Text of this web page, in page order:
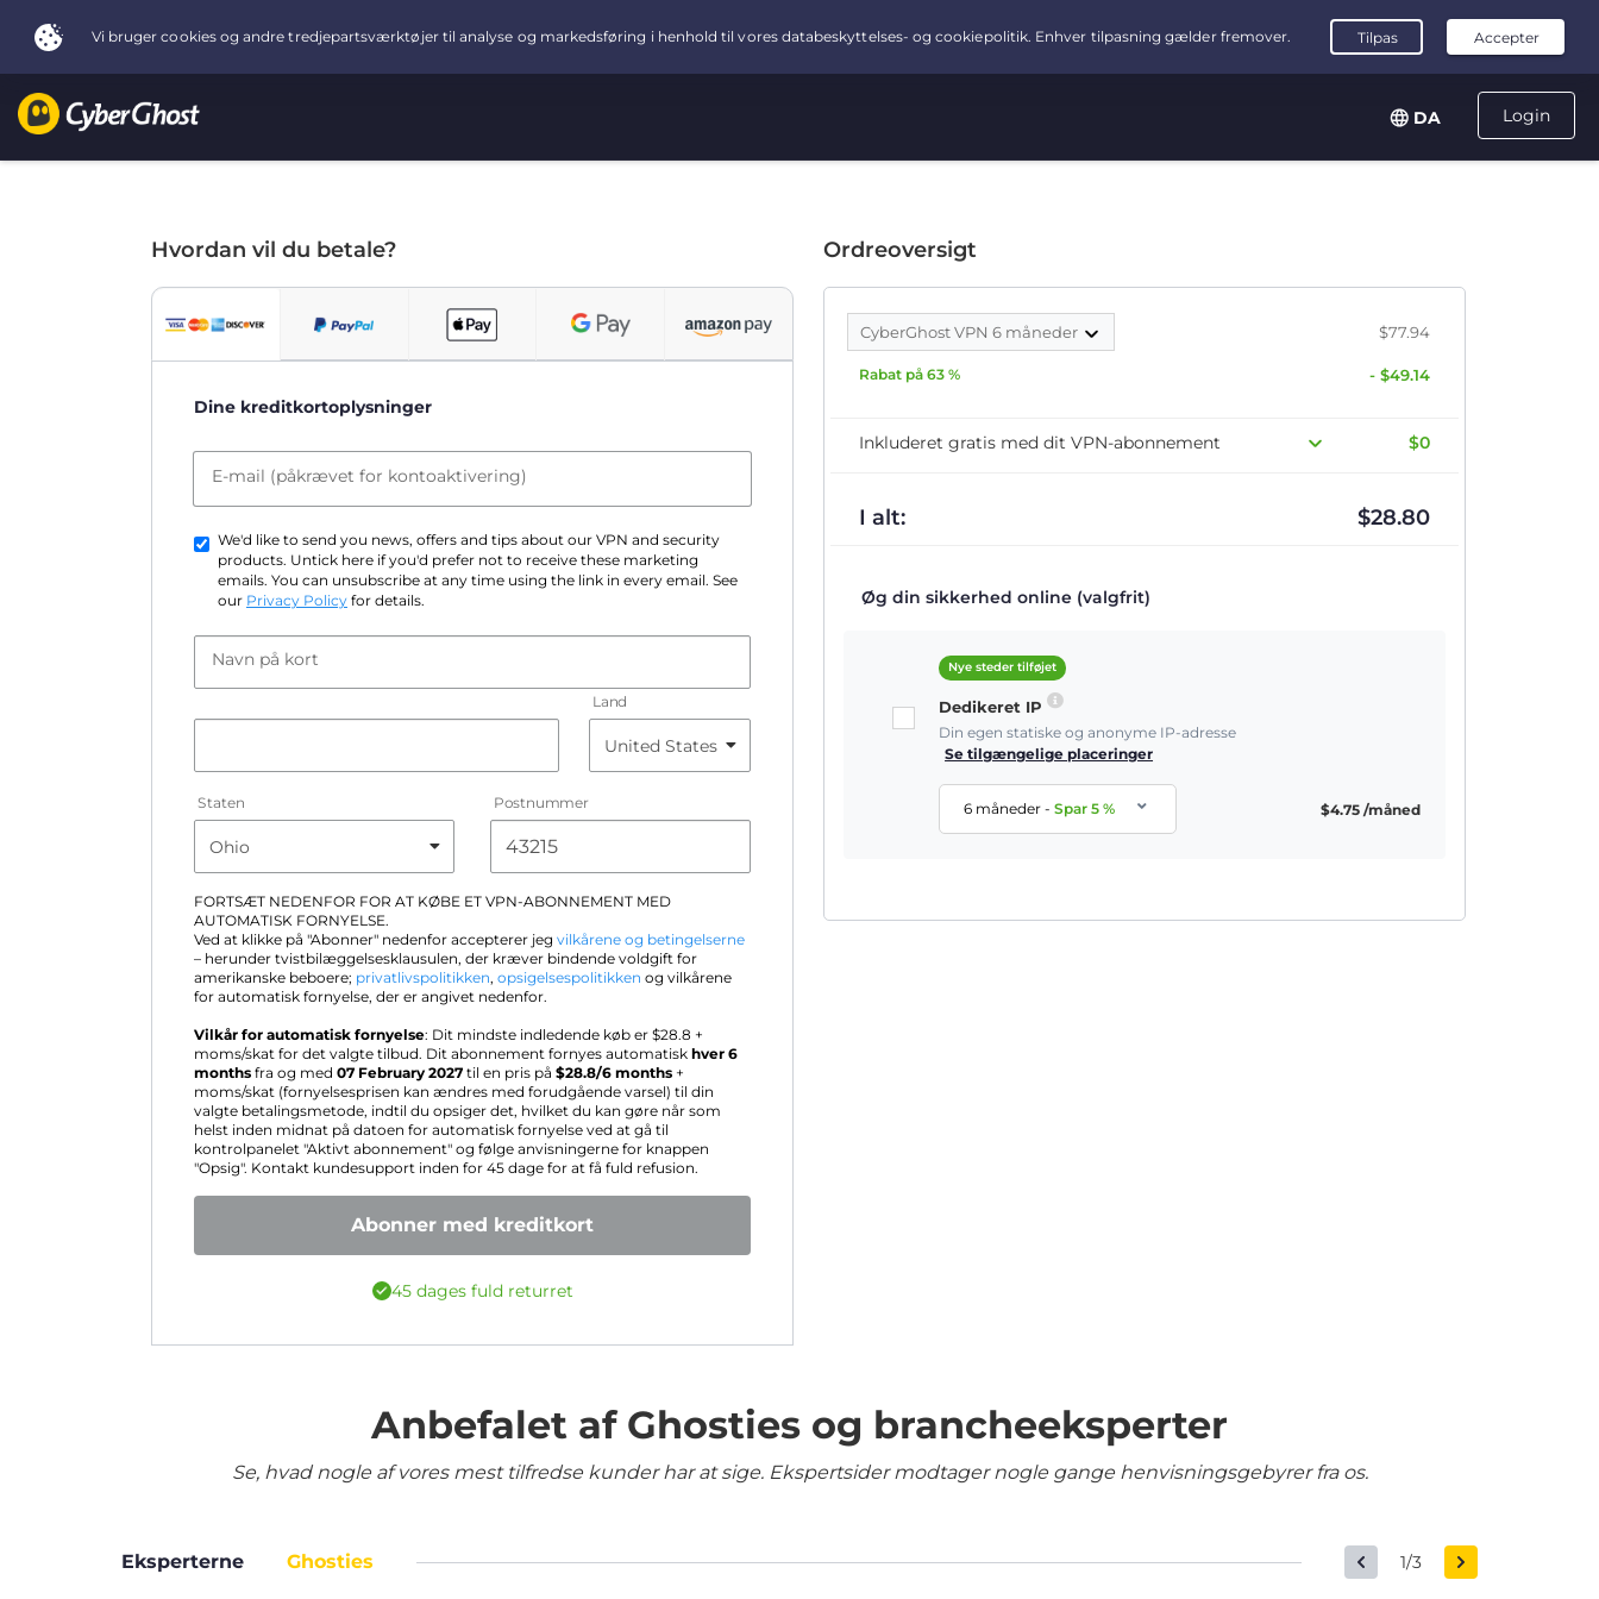
Login
DA
Hvordan vil du betale?
Dine kreditkortoplysninger
E-mail (påkrævet for kontoaktivering)
We'd like to send you news, offers and tips about our VPN and security
products. Untick here if you'd prefer not to receive these marketing
emails. You can unsubscribe at any time using the link in every email. See
our Privacy Policy for details.
Navn på kort
Land
Staten Postnummer
FORTSÆT NEDENFOR FOR AT KØBE ET VPN-ABONNEMENT MED
AUTOMATISK FORNYELSE.
Ved at klikke på "Abonner" nedenfor accepterer jeg vilkårene og betingelserne
– herunder tvistbilæggelsesklausulen, der kræver bindende voldgift for
amerikanske beboere; privatlivspolitikken, opsigelsespolitikken og vilkårene
for automatisk fornyelse, der er angivet nedenfor.
Vilkår for automatisk fornyelse: Dit mindste indledende køb er $28.8 +
moms/skat for det valgte tilbud. Dit abonnement fornyes automatisk hver 6
months fra og med 07 February 2027 til en pris på $28.8/6 months +
moms/skat (fornyelsesprisen kan ændres med forudgående varsel) til din
valgte betalingsmetode, indtil du opsiger det, hvilket du kan gøre når som
helst inden midnat på datoen for automatisk fornyelse ved at gå til
kontrolpanelet "Aktivt abonnement" og følge anvisningerne for knappen
"Opsig". Kontakt kundesupport inden for 45 dage for at få fuld refusion.
Abonner med kreditkort
45 dages fuld returret
Ordreoversigt
CyberGhost VPN 6 måneder $77.94
Rabat på 63 % - $49.14
Inkluderet gratis med dit VPN-abonnement $0
I alt: $28.80
Øg din sikkerhed online (valgfrit)
Nye steder tilføjet
Dedikeret IP
Din egen statiske og anonyme IP-adresse
Se tilgængelige placeringer
6 måneder-Spar5 % $4.75 /måned
Anbefalet af Ghosties og brancheeksperter
Se, hvad nogle af vores mest tilfredse kunder har at sige. Ekspertsider modtager nogle gange henvisningsgebyrer fra os.
Eksperterne Ghosties 1/3